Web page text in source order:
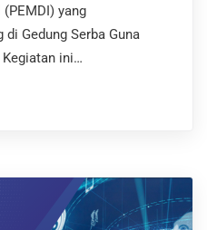
yang
Gedung Serba Guna
ini…